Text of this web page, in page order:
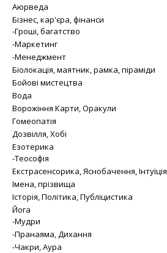
Аюрведа
Бізнес, кар'єра, фінанси
-Гроші, багатство
-Маркетинг
-Менеджмент
Біолокація, маятник, рамка, піраміди
Бойові мистецтва
Вода
Ворожіння Карти, Оракули
Гомеопатія
Дозвілля, Хобі
Езотерика
-Теософія
Екстрасенсорика, Яснобачення, Інтуїція
Імена, прізвища
Історія, Політика, Публіцистика
Йога
-Мудри
-Пранаяма, Дихання
-Чакри, Аура